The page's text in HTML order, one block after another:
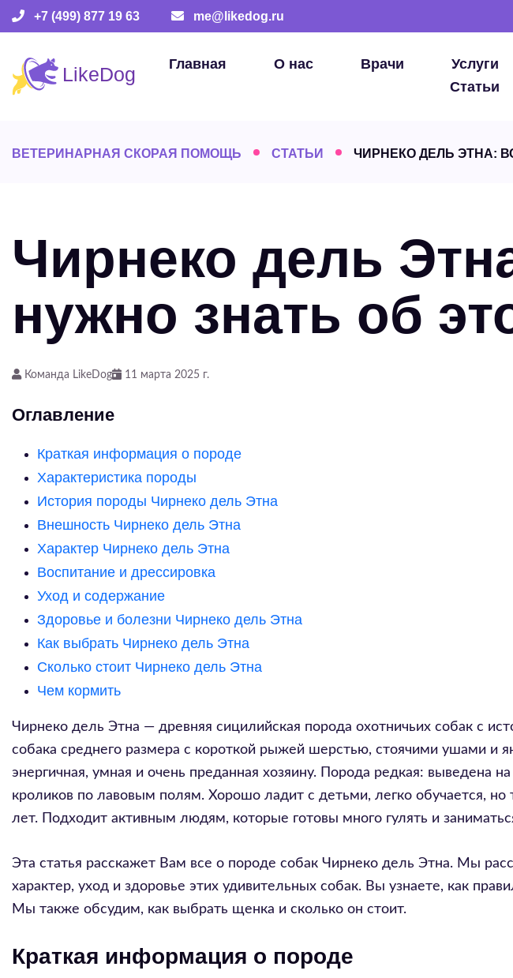
+7 (499) 877 19 63 me@likedog.ru
Главная О нас Врачи Услуги
Статьи
ВЕТЕРИНАРНАЯ СКОРАЯ ПОМОЩЬ СТАТЬИ ЧИРНЕКО ДЕЛЬ ЭТНА:
Чирнеко дель
нужно знать об
Команда LikeDog 11 марта 2025 г.
Оглавление
Краткая информация о породе
Характеристика породы
История породы Чирнеко дель Этна
Внешность Чирнеко дель Этна
Характер Чирнеко дель Этна
Воспитание и дрессировка
Уход и содержание
Здоровье и болезни Чирнеко дель Этна
Как выбрать Чирнеко дель Этна
Сколько стоит Чирнеко дель Этна
Чем кормить
Чирнеко дель Этна — древняя сицилийская порода охотничьих собак с
собака среднего размера с короткой рыжей шерстью, стоячими ушами и
энергичная, умная и очень преданная хозяину. Порода редкая: выведена
кроликов по лавовым полям. Хорошо ладит с детьми, легко обучается,
лет. Подходит активным людям, которые готовы много гулять и
Эта статья расскажет Вам все о породе собак Чирнеко дель Этна. Мы
характер, уход и здоровье этих удивительных собак. Вы узнаете, как
Мы также обсудим, как выбрать щенка и сколько он стоит.
Краткая информация о породе